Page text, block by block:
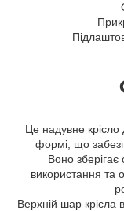
Це надувне крісло
формі, що
Воно
використання та
Верхній шар крісла